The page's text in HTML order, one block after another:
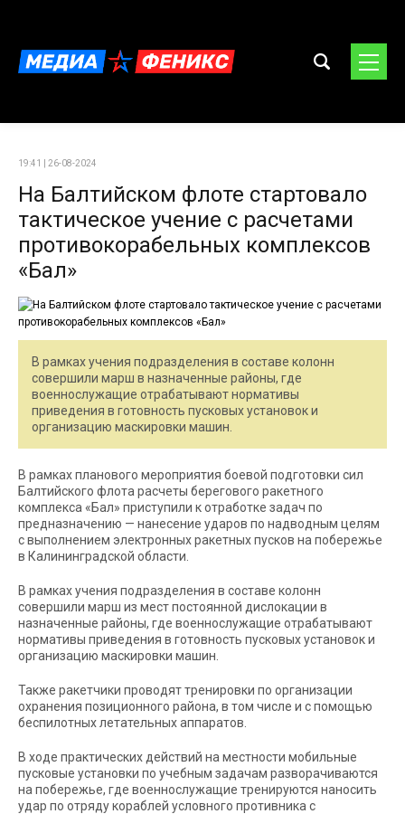
19:41 | 26-08-2024
На Балтийском флоте стартовало
тактическое учение с расчетами
противокорабельных комплексов
«Бал»
В рамках учения подразделения в составе колонн
совершили марш в назначенные районы, где
военнослужащие отрабатывают нормативы
приведения в готовность пусковых установок и
организацию маскировки машин.
В рамках планового мероприятия боевой подготовки сил
Балтийского флота расчеты берегового ракетного
комплекса «Бал» приступили к отработке задач по
предназначению — нанесение ударов по надводным целям
с выполнением электронных ракетных пусков на побережье
в Калининградской области.
В рамках учения подразделения в составе колонн
совершили марш из мест постоянной дислокации в
назначенные районы, где военнослужащие отрабатывают
нормативы приведения в готовность пусковых установок и
организацию маскировки машин.
Также ракетчики проводят тренировки по организации
охранения позиционного района, в том числе и с помощью
беспилотных летательных аппаратов.
В ходе практических действий на местности мобильные
пусковые установки по учебным задачам разворачиваются
на побережье, где военнослужащие тренируются наносить
удар по отряду кораблей условного противника с